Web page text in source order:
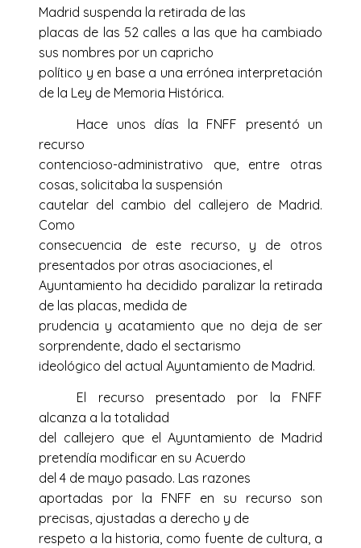
Madrid suspenda la retirada de las
placas de las 52 calles a las que ha cambiado
sus nombres por un capricho
político y en base a una errónea interpretación
de la Ley de Memoria Histórica.
Hace unos días la FNFF presentó un
recurso
contencioso-administrativo que, entre otras
cosas, solicitaba la suspensión
cautelar del cambio del callejero de Madrid.
Como
consecuencia de este recurso, y de otros
presentados por otras asociaciones, el
Ayuntamiento ha decidido paralizar la retirada
de las placas, medida de
prudencia y acatamiento que no deja de ser
sorprendente, dado el sectarismo
ideológico del actual Ayuntamiento de Madrid.
El recurso presentado por la FNFF
alcanza a la totalidad
del callejero que el Ayuntamiento de Madrid
pretendía modificar en su Acuerdo
del 4 de mayo pasado. Las razones
aportadas por la FNFF en su recurso son
precisas, ajustadas a derecho y de
respeto a la historia, como fuente de cultura, a